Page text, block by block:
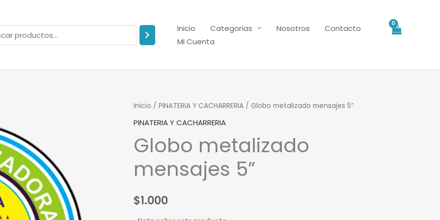
Inicio Categorías Nosotros
Contacto
Mi Cuenta
Inicio / PINATERIA Y CACHARRERIA / Globo metalizado mensajes 5”
PINATERIA Y CACHARRERIA
Globo metalizado
mensajes 5”
$1.000
Globo
metalizado
5''